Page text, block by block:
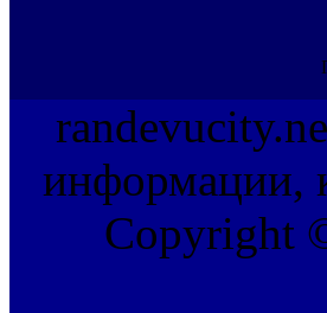
информации,
Copyright